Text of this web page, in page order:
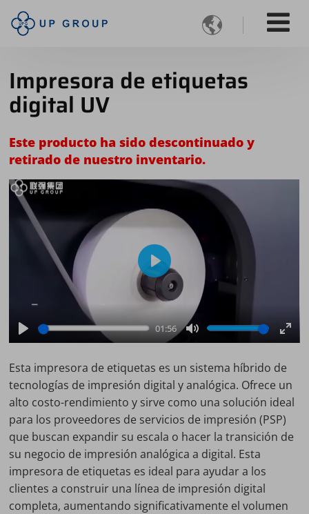

Impresora de etiquetas
digital UV
Este producto ha sido descontinuado y
retirado de nuestro inventario.
Play
01:56
Mute
Play
Esta impresora de etiquetas es un sistema híbrido de
tecnologías de impresión digital y analógica. Ofrece un
alto costo-rendimiento y sirve como una solución ideal
para los proveedores de servicios de impresión (PSP)
que buscan expandir su escala o hacer la transición de
su negocio de impresión analógica a digital. Esta
impresora de etiquetas es ideal para ayudar a los
clientes a construir una línea de impresión digital
completa, aumentando significativamente el volumen